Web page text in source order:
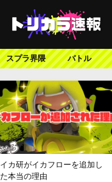
スプラ界隈 バトル
イカ研がイカフローを追加し
た本当の理由